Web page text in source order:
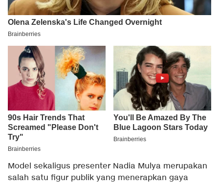
Model sekaligus presenter Nadia Mulya merupakan
salah satu figur publik yang menerapkan gaya